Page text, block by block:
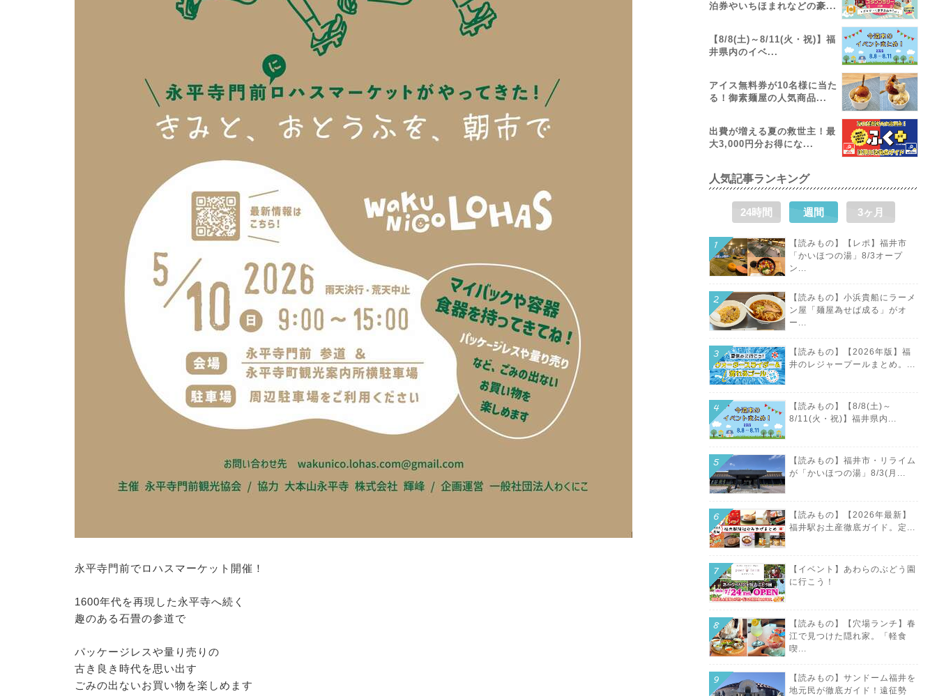
永平寺門前でロハスマーケット開催！
1600年代を再現した永平寺へ続く
趣のある石畳の参道で
パッケージレスや量り売りの
古き良き時代を思い出す
ごみの出ないお買い物を楽しめます
泊券やいちほまれなどの豪...
【8/8(土)～8/11(火・祝)】福
井県内のイベ...
アイス無料券が10名様に当た
る！御素麺屋の人気商品...
出費が増える夏の救世主！最
大3,000円分お得にな...
人気記事ランキング
24時間 週間 3ヶ月
【読みもの】【レポ】福井市
「かいほつの湯」8/3オープ
ン...
【読みもの】小浜貴船にラーメ
ン屋「麺屋為せば成る」がオ
ー...
【読みもの】【2026年版】福
井のレジャープールまとめ。...
【読みもの】【8/8(土)～
8/11(火・祝)】福井県内...
【読みもの】福井市・リライム
が「かいほつの湯」8/3(月...
【読みもの】【2026年最新】
福井駅お土産徹底ガイド。定...
【イベント】あわらのぶどう園
に行こう！
【読みもの】【穴場ランチ】春
江で見つけた隠れ家。「軽食
喫...
【読みもの】サンドーム福井を
地元民が徹底ガイド！遠征勢